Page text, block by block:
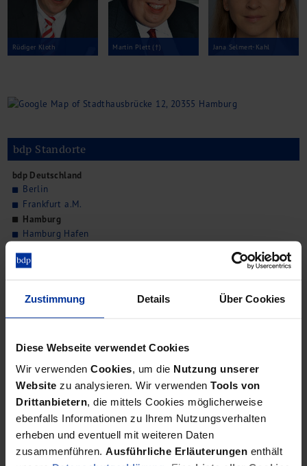
Zustimmung Details Über Cookies
Diese Webseite verwendet Cookies
Wir verwenden Cookies, um die Nutzung unserer
Website zu analysieren. Wir verwenden Tools von
Drittanbietern, die mittels Cookies möglicherweise
ebenfalls Informationen zu Ihrem Nutzungsverhalten
erheben und eventuell mit weiteren Daten
zusammenführen. Ausführliche Erläuterungen enthält
Rüdiger Kloth Martin Plett (†) Jana Selmert-Kahl
bdp Standorte
bdp Deutschland
Berlin
Frankfurt a.M.
Hamburg
Hamburg Hafen
Rostock
bdp China
Tianjin
Sofia
bdp Spanien
Marbella
bdp Schweiz